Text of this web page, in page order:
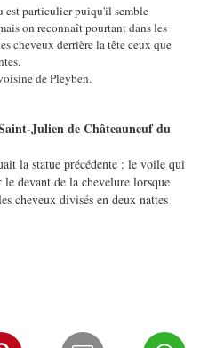
est particulier puiqu'il semble
on reconnaît pourtant dans les
cheveux derrière la tête ceux que
de Pleyben.
Julien de Châteauneuf du
la statue précédente : le voile qui
devant de la chevelure lorsque
cheveux divisés en deux nattes